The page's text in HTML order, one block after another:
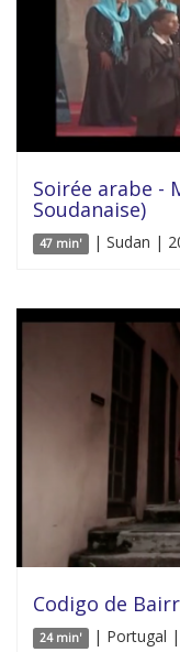
Soirée arabe -
Soudanaise)
47 min' | Sudan |
Codigo de
24 min' | Portugal |